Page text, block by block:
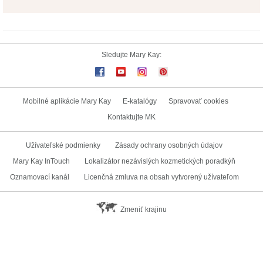
Sledujte Mary Kay:
Mobilné aplikácie Mary Kay E-katalógy
Spravovať cookies
Kontaktujte MK
Užívateľské podmienky
Zásady ochrany osobných údajov
Mary Kay InTouch
Lokalizátor nezávislých kozmetických poradkýň
Oznamovací kanál
Licenčná zmluva na obsah vytvorený užívateľom
Zmeniť krajinu